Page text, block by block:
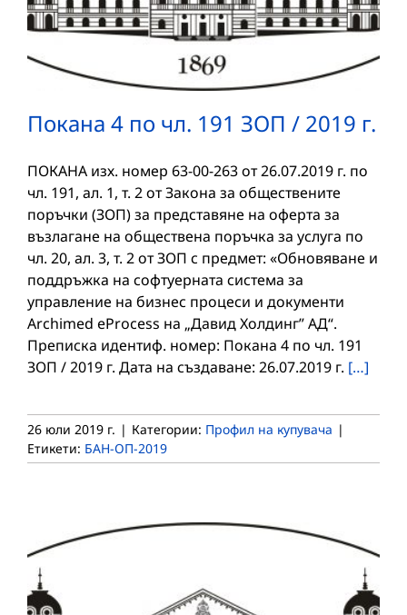
Покана 4 по чл. 191 ЗОП / 2019 г.
ПОКАНА изх. номер 63-00-263 от 26.07.2019 г. по
чл. 191, ал. 1, т. 2 от Закона за обществените
поръчки (ЗОП) за представяне на оферта за
възлагане на обществена поръчка за услуга по
чл. 20, ал. 3, т. 2 от ЗОП с предмет: «Обновяване и
поддръжка на софтуерната система за
управление на бизнес процеси и документи
Archimed eProcess на „Давид Холдинг” АД“.
Преписка идентиф. номер: Покана 4 по чл. 191
ЗОП / 2019 г. Дата на създаване: 26.07.2019 г. […]
26 юли 2019 г. | Категории: Профил на купувача |
Етикети: БАН-ОП-2019